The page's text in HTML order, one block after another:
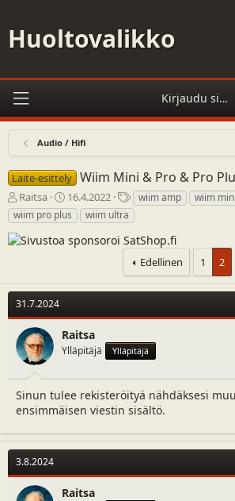
Huoltovalikko
Kirjaudu sisään
Audio / Hifi
Laite-esittely Wiim Mini & Pro & Pro
V
i
e
s
k
e
t
u
n
l
o
i
t
a
j
a
Raitsa
A
l
o
i
s
p
v
ä
ä
ä
r
16.4.2022
A
s
i
a
s
a
n
a
wiim amp wiim mini
wiim pro plus
wiim ultra
Edellinen 1 2
31.7.2024
Raitsa
Ylläpitäjä Ylläpitäjä
Sinun tulee rekisteröityä nähdäksesi
ensimmäisen viestin sisältö.
3.8.2024
Raitsa